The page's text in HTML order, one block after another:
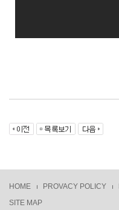
HOME PROVACY POLICY
SITE MAP